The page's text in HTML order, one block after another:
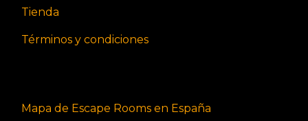
Tienda
Términos y condiciones
Mapa de Escape Rooms en España